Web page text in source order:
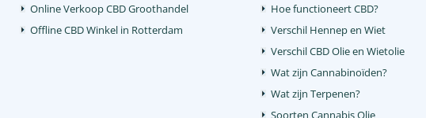
Online Verkoop CBD Groothandel
Offline CBD Winkel in Rotterdam
Hoe functioneert CBD?
Verschil Hennep en Wiet
Verschil CBD Olie en Wietolie
Wat zijn Cannabinoïden?
Wat zijn Terpenen?
Soorten Cannabis Olie